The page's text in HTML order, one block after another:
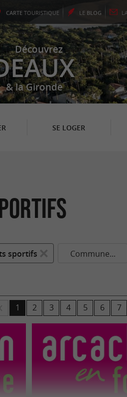
CARTE TOURISTIQUE LE BLOG
Découvrez
& la Gironde
SE LOGER
sportifs Commune...
1 2 3 4 5 6 7